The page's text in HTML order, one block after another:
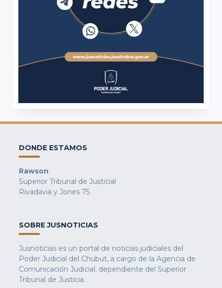
DONDE ESTAMOS
Rawson
Superior Tribunal de Justicial
Rivadavia y Jones 75
SOBRE JUSNOTICIAS
Jusnoticias es un portal de noticias judiciales del
Poder Judicial del Chubut, a cargo de la Agencia de
Comunicación Judicial, dependiente del Superior
Tribunal de Justicia.